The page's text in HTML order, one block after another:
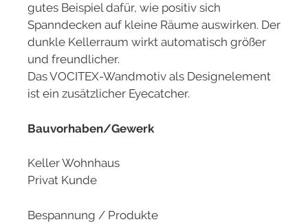
gutes Beispiel dafür, wie positiv sich
Spanndecken auf kleine Räume auswirken. Der
dunkle Kellerraum wirkt automatisch größer
und freundlicher.
Das VOCITEX-Wandmotiv als Designelement
ist ein zusätzlicher Eyecatcher.
Bauvorhaben/Gewerk
Keller Wohnhaus
Privat Kunde
Bespannung / Produkte